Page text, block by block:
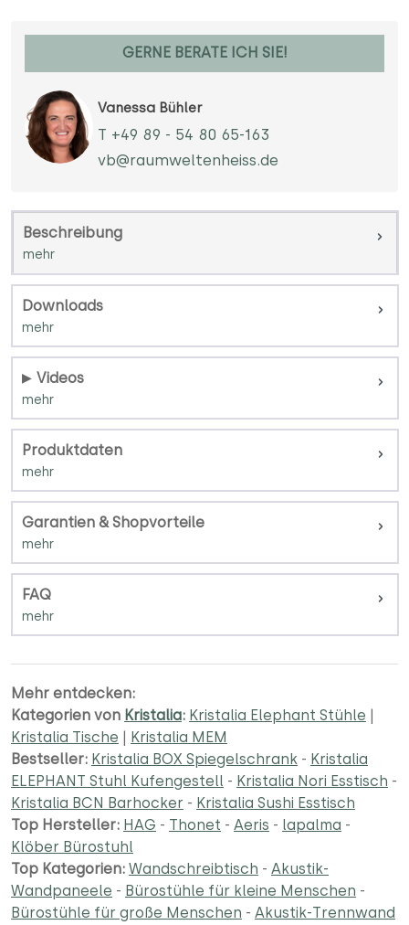
GERNE BERATE ICH SIE!
Vanessa Bühler
T +49 89 - 54 80 65-163
vb@raumweltenheiss.de
Beschreibung
Downloads
Videos
Produktdaten
Garantien & Shopvorteile
FAQ
Mehr entdecken:
Kategorien von Kristalia: Kristalia Elephant Stühle |
Kristalia Tische | Kristalia MEM
Bestseller: Kristalia BOX Spiegelschrank - Kristalia
ELEPHANT Stuhl Kufengestell - Kristalia Nori Esstisch -
Kristalia BCN Barhocker - Kristalia Sushi Esstisch
Top Hersteller: HAG - Thonet - Aeris - lapalma -
Klöber Bürostuhl
Top Kategorien: Wandschreibtisch - Akustik-
Wandpaneele - Bürostühle für kleine Menschen -
Bürostühle für große Menschen - Akustik-Trennwand